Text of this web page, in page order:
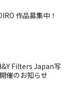
作品募集中！
Filters Japan写
催のお知らせ